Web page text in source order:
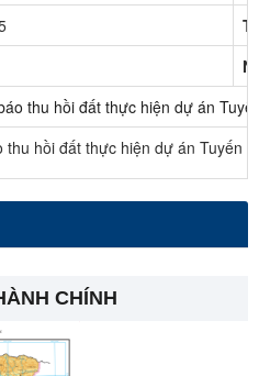
thu hồi đất thực hiện dự án
thu hồi đất thực hiện dự án Tuyến
CHÍNH